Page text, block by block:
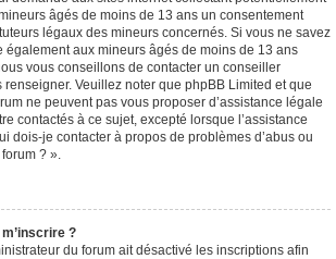
âgés de moins de 13 ans un consentement
légaux des mineurs concernés. Si vous ne savez
également aux mineurs âgés de moins de 13 ans
vous conseillons de contacter un conseiller
Veuillez noter que phpBB Limited et que
ne peuvent pas vous proposer d’assistance légale
contactés à ce sujet, excepté lorsque l’assistance
dois-je contacter à propos de problèmes d’abus ou
? ».
?
du forum ait désactivé les inscriptions afin